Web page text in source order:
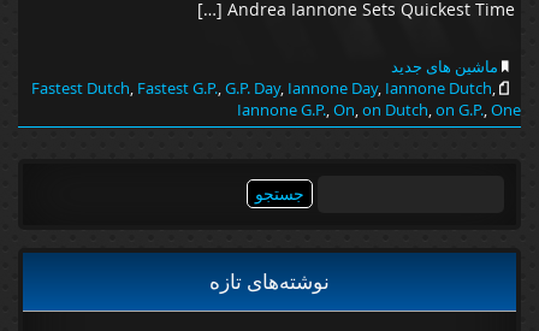
Andrea Iannone Sets Quickest Time […]
ماشین های جدید
Fastest Dutch,Fastest G.P.,G.P. Day,Iannone Day,Iannone Dutch
Iannone G.P.,On, on Dutch, on G.P.,One
نوشته‌های تازه